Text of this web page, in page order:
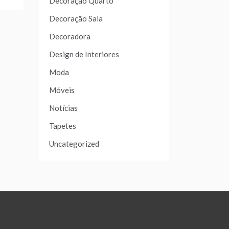
Decoração Sala
Decoradora
Design de Interiores
Moda
Móveis
Notícias
Tapetes
Uncategorized